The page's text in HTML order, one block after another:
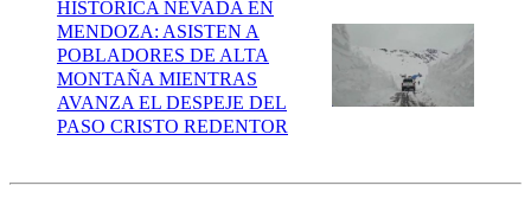
HISTÓRICA NEVADA EN
MENDOZA: ASISTEN A
POBLADORES DE ALTA
MONTAÑA MIENTRAS
AVANZA EL DESPEJE DEL
PASO CRISTO REDENTOR